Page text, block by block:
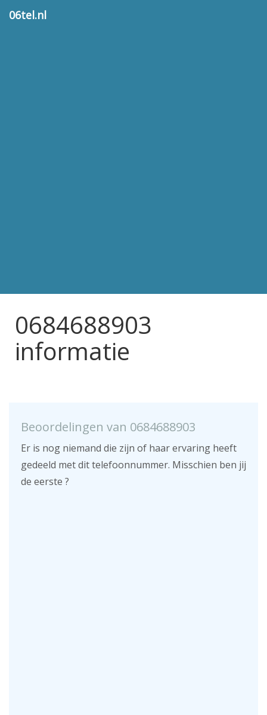
06tel.nl
0684688903
informatie
Beoordelingen van 0684688903
Er is nog niemand die zijn of haar ervaring heeft
gedeeld met dit telefoonnummer. Misschien ben jij
de eerste ?